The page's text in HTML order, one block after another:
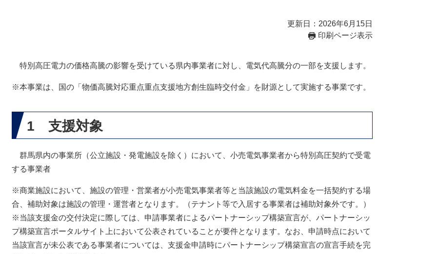
更新日：2026年6月15日
印刷ページ表示
特別高圧電力の価格高騰の影響を受けている県内事業者に対し、電気代高騰分の一部を支援します。
※本事業は、国の「物価高騰対応重点重点支援地方創生臨時交付金」を財源として実施する事業です。​​
1 支援対象
群馬県内の事業所（公立施設・発電施設を除く）において、小売電気事業者から特別高圧契約で受電
する事業者
※商業施設において、施設の管理・営業者が小売電気事業者等と当該施設の電気料金を一括契約する場
合、補助対象は施設の管理・運営者となります。（テナント等で入居する事業者は補助対象外です。）
※当該支援金の交付決定に際しては、申請事業者によるパートナーシップ構築宣言が、パートナーシッ
プ構築宣言ポータルサイト上において公表されていることが要件となります。なお、申請時点において
当該宣言が未公表である事業者については、支援金申請時にパートナーシップ構築宣言の宣言手続を完